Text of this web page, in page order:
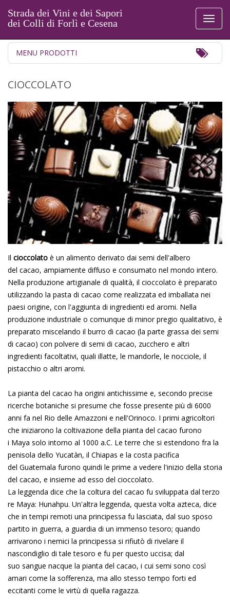
Strada dei Vini e dei Sapori
dei Colli di Forlì e Cesena
MENU PRODOTTI
CIOCCOLATO
Il cioccolato è un alimento derivato dai semi dell'albero
del cacao, ampiamente diffuso e consumato nel mondo intero.
Nella produzione artigianale di qualità, il cioccolato è preparato
utilizzando la pasta di cacao come realizzata ed imballata nei
paesi origine, con l'aggiunta di ingredienti ed aromi. Nella
produzione industriale o comunque di minor pregio qualitativo, è
preparato miscelando il burro di cacao (la parte grassa dei semi
di cacao) con polvere di semi di cacao, zucchero e altri
ingredienti facoltativi, quali illatte, le mandorle, le nocciole, il
pistacchio o altri aromi.
La pianta del cacao ha origini antichissime e, secondo precise
ricerche botaniche si presume che fosse presente più di 6000
anni fa nel Rio delle Amazzoni e nell'Orinoco. I primi agricoltori
che iniziarono la coltivazione della pianta del cacao furono
i Maya solo intorno al 1000 a.C. Le terre che si estendono fra la
penisola dello Yucatàn, il Chiapas e la costa pacifica
del Guatemala furono quindi le prime a vedere l'inizio della storia
del cacao, e insieme ad esso del cioccolato.
La leggenda dice che la coltura del cacao fu sviluppata dal terzo
re Maya: Hunahpu. Un'altra leggenda, questa volta azteca, dice
che in tempi remoti una principessa fu lasciata, dal suo sposo
partito in guerra, a guardia di un immenso tesoro; quando
arrivarono i nemici la principessa si rifiutò di rivelare il
nascondiglio di tale tesoro e fu per questo uccisa; dal
suo sangue nacque la pianta del cacao, i cui semi sono così
amari come la sofferenza, ma allo stesso tempo forti ed
eccitanti come le virtù di quella ragazza.